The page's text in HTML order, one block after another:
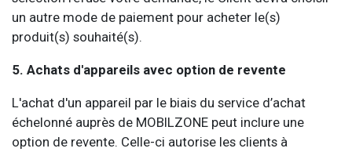
un autre mode de paiement pour acheter le(s)
produit(s) souhaité(s).
5. Achats d'appareils avec option de revente
L'achat d'un appareil par le biais du service d’achat
échelonné auprès de MOBILZONE peut inclure une
option de revente. Celle-ci autorise les clients à